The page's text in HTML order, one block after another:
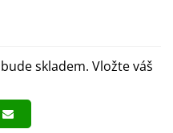
skladem. Vložte váš